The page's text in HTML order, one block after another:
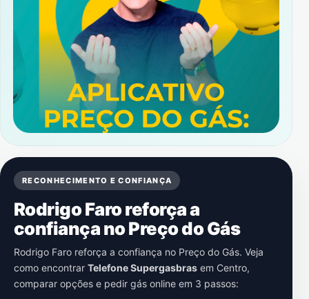
RECONHECIMENTO E CONFIANÇA
Rodrigo Faro reforça a
confiança no Preço do Gás
Rodrigo Faro reforça a confiança no Preço do Gás. Veja
como encontrar Telefone Supergasbras em Centro,
comparar opções e pedir gás online em 3 passos: